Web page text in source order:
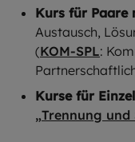
Kurs für Paare
Austausch,
(KOM-SPL:
Kurse für
„Trennung und